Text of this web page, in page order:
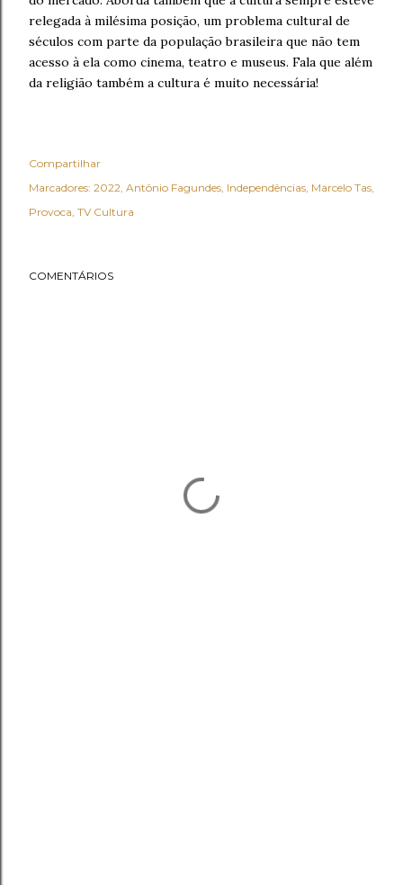
relegada à milésima posição, um problema cultural de
séculos com parte da população brasileira que não tem
acesso à ela como cinema, teatro e museus. Fala que além
da religião também a cultura é muito necessária!
Compartilhar
Marcadores: 2022 Antônio Fagundes Independências Marcelo Tas
Provoca TV Cultura
COMENTÁRIOS